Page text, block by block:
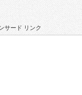
サード リンク